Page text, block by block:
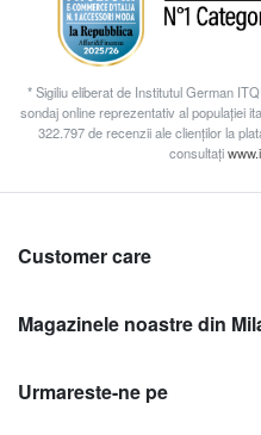
* Sigiliu eliberat de Institutul German
sondaj online reprezentativ al populației
322.797 de recenzii ale clienților la
consultați
Customer care
Magazinele noastre din
Urmareste-ne pe